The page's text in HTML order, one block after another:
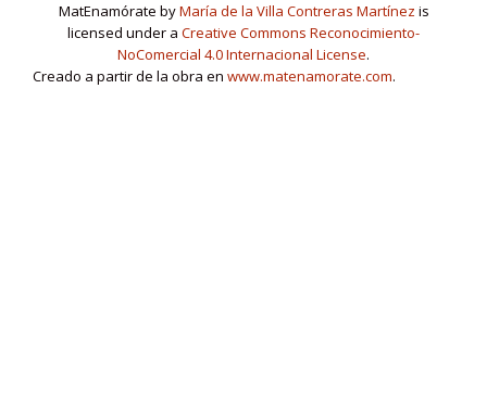
MatEnamórate byMaría de la Villa Contreras Martínez is
licensed under a Creative Commons Reconocimiento-
NoComercial 4.0 Internacional License.
Creado a partir de la obra en www.matenamorate.com.